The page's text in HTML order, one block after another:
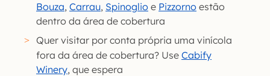
Bouza, Carrau, Spinoglio e Pizzorno estão
dentro da área de cobertura
Quer visitar por conta própria uma vinícola
fora da área de cobertura? Use Cabify
Winery, que espera